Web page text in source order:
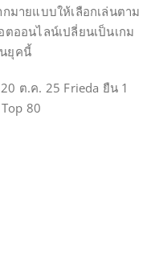
มายแบบให้เลือกเล่นตาม
ตออนไลน์เปลี่ยนเป็นเกม
ยุคนี้
ต.ค. 25 Frieda ยืน 1
80